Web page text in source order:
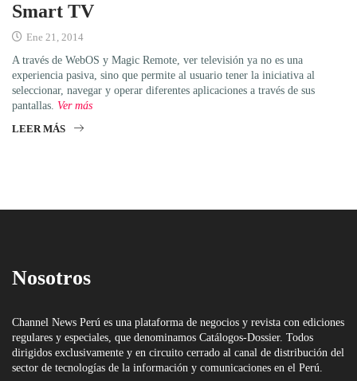
Smart TV
Ene 21, 2014
A través de WebOS y Magic Remote, ver televisión ya no es una
experiencia pasiva, sino que permite al usuario tener la iniciativa al
seleccionar, navegar y operar diferentes aplicaciones a través de sus
pantallas. Ver más
LEER MÁS
Nosotros
Channel News Perú es una plataforma de negocios y revista con ediciones
regulares y especiales, que denominamos Catálogos-Dossier. Todos
dirigidos exclusivamente y en circuito cerrado al canal de distribución del
sector de tecnologías de la información y comunicaciones en el Perú.